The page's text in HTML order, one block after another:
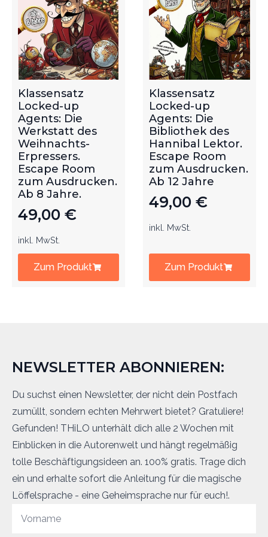
Klassensatz
Locked-up
Agents: Die
Werkstatt des
Weihnachts-
Erpressers.
Escape Room
zum Ausdrucken.
Ab 8 Jahre.
49,00 €
inkl. MwSt.
Zum Produkt
Klassensatz
Locked-up
Agents: Die
Bibliothek des
Hannibal Lektor.
Escape Room
zum Ausdrucken.
Ab 12 Jahre
49,00 €
inkl. MwSt.
Zum Produkt
NEWSLETTER ABONNIEREN:
Du suchst einen Newsletter, der nicht dein Postfach
zumüllt, sondern echten Mehrwert bietet? Gratuliere!
Gefunden! THiLO unterhält dich alle 2 Wochen mit
Einblicken in die Autorenwelt und hängt regelmäßig
tolle Beschäftigungsideen an. 100% gratis. Trage dich
ein und erhalte sofort die Anleitung für die magische
Löffelsprache - eine Geheimsprache nur für euch!.